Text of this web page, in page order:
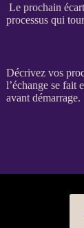
Le prochain
processus qui
Décrivez vos
l’échange se fait
avant démarrage.